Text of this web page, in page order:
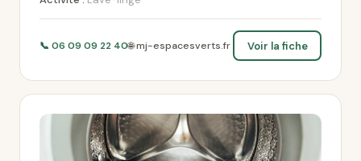
📞 06 09 09 22 40🌐 mj-espacesverts.fr Voir la fiche